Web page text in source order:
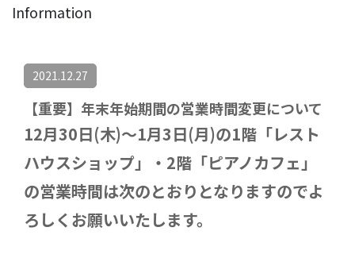
Information
2021.12.27
【重要】年末年始期間の営業時間変更について
12月30日(木)～1月3日(月)の1階「レスト
ハウスショップ」・2階「ピアノカフェ」
の営業時間は次のとおりとなりますのでよ
ろしくお願いいたします。